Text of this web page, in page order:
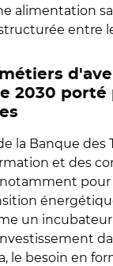
alimentation
entre
2030 porté
la Banque des
et des
un incubateur
le besoin en